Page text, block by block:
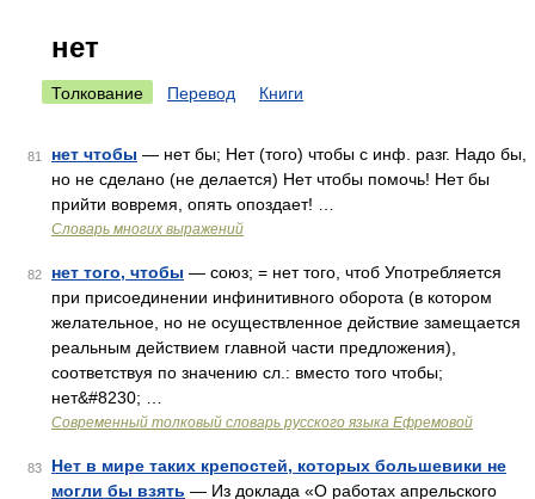
нет
Толкование Перевод Книги
81 нет чтобы — нет бы; Нет (того) чтобы с инф. разг. Надо бы,
но не сделано (не делается) Нет чтобы помочь! Нет бы
прийти вовремя, опять опоздает! …
Словарь многих выражений
82 нет того, чтобы — союз; = нет того, чтоб Употребляется
при присоединении инфинитивного оборота (в котором
желательное, но не осуществленное действие замещается
реальным действием главной части предложения),
соответствуя по значению сл.: вместо того чтобы;
нет&#8230; …
Современный толковый словарь русского языка Ефремовой
83
Нет в мире таких крепостей, которых большевики не
могли бы взять — Из доклада «О работах апрельского